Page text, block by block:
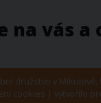
na vás a
družstvo v Mikulově,
cookies | vytvořilo